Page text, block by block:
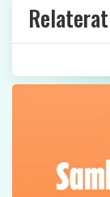
Relaterat